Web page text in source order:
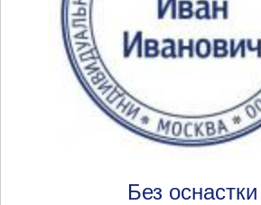
Без оснастки